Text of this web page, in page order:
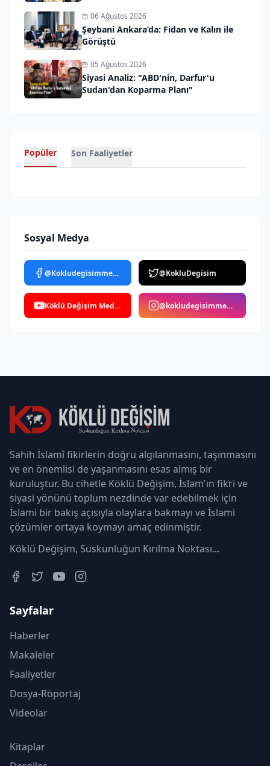
06 Ağustos 2026
Şeybani Ankara’da: Fidan ve Kalın ile
Görüştü
05 Ağustos 2026
Siyasi Analiz: "ABD'nin, Darfur'u
Sudan'dan Koparma Planı"
Popüler Son Faaliyetler
Sosyal Medya
@Kokludegisimmedya @KokluDegisim
Köklü Değişim Medya @kokludegisimmedya
Sahih İslamî fikirlerin doğru algılanmasını, taşınmasını
ve en önemlisi de yaşanmasını esas almış bir
kuruluştur. Bu cihetle Köklü Değişim, İslam'ın fikri ve
siyasi yönünü toplum nezdinde var edebilmek için
İslami bir bakış açısıyla olaylara bakmayı ve İslami
çözümler ortaya koymayı amaç edinmiştir.
Köklü Değişim, Suskunluğun Kırılma Noktası...
Sayfalar
Haberler
Makaleler
Faaliyetler
Dosya-Röportaj
Videolar
Kitaplar